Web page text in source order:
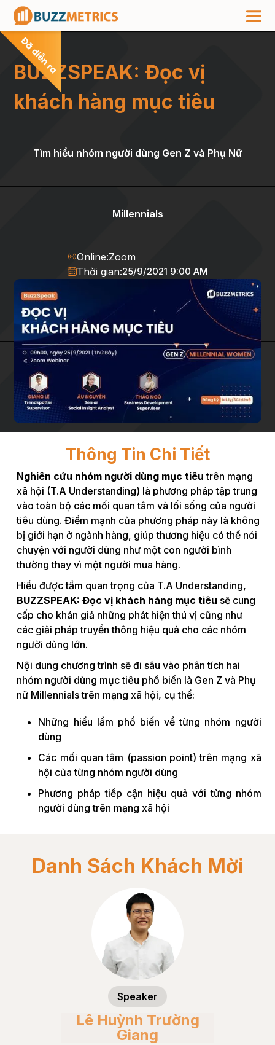
BUZZSPEAK: Đọc vị
khách hàng mục tiêu
Tìm hiểu nhóm người dùng Gen Z và Phụ Nữ
Millennials
Online:Zoom
Thời gian:25/9/2021 9:00 AM
Thông Tin Chi Tiết
Nghiên cứu nhóm người dùng mục tiêutrên mạng
xã hội (T.A Understanding) là phương pháp tập trung
vào toàn bộ các mối quan tâm và lối sống của người
tiêu dùng. Điểm mạnh của phương pháp này là không
bị giới hạn ở ngành hàng, giúp thương hiệu có thể nói
chuyện với người dùng như một con người bình
thường thay vì một người mua hàng.
Hiểu được tầm quan trọng của T.A Understanding,
BUZZSPEAK: Đọc vị khách hàng mục tiêu sẽ cung
cấp cho khán giả những phát hiện thú vị cũng như
các giải pháp truyền thông hiệu quả cho các nhóm
người dùng lớn.
Nội dung chương trình sẽ đi sâu vào phân tích hai
nhóm người dùng mục tiêu phổ biến là Gen Z và Phụ
nữ Millennials trên mạng xã hội, cụ thể:
Những hiểu lầm phổ biến về từng nhóm người
dùng
Các mối quan tâm (passion point) trên mạng xã
hội của từng nhóm người dùng
Phương pháp tiếp cận hiệu quả với từng nhóm
người dùng trên mạng xã hội
Danh Sách Khách Mời
Speaker
Lê Huỳnh Trường
Giang